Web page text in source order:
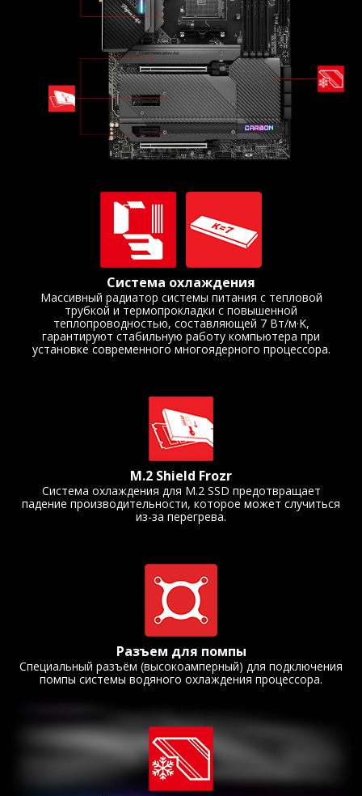
Система охлаждения
Массивный радиатор системы питания с тепловой
трубкой и термопрокладки с повышенной
теплопроводностью, составляющей 7 Вт/м·K,
гарантируют стабильную работу компьютера при
установке современного многоядерного процессора.
M.2 Shield Frozr
Система охлаждения для M.2 SSD предотвращает
падение производительности, которое может случиться
из-за перегрева.
Разъем для помпы
Специальный разъём (высокоамперный) для подключения
помпы системы водяного охлаждения процессора.